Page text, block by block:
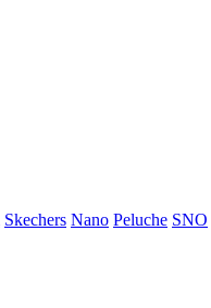
Skechers Nano Peluche SNO